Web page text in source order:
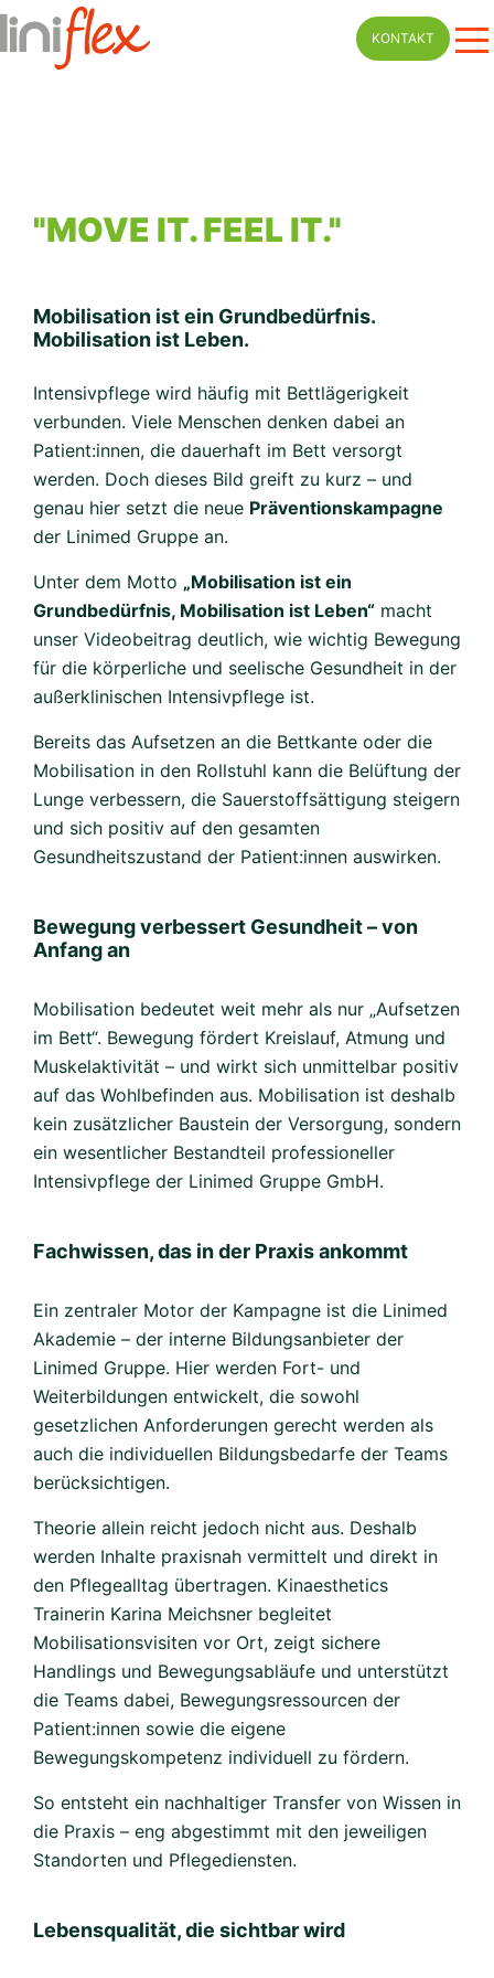
Skip
to
KONTAKT
"MOVE IT. FEEL IT."
Mobilisation ist ein Grundbedürfnis.
Mobilisation ist Leben.
Intensivpflege wird häufig mit Bettlägerigkeit
verbunden. Viele Menschen denken dabei an
Patient:innen, die dauerhaft im Bett versorgt
werden. Doch dieses Bild greift zu kurz – und
genau hier setzt die neue Präventionskampagne
der Linimed Gruppe an.
Unter dem Motto „Mobilisation ist ein
Grundbedürfnis, Mobilisation ist Leben“ macht
unser Videobeitrag deutlich, wie wichtig Bewegung
für die körperliche und seelische Gesundheit in der
außerklinischen Intensivpflege ist.
Bereits das Aufsetzen an die Bettkante oder die
Mobilisation in den Rollstuhl kann die Belüftung der
Lunge verbessern, die Sauerstoffsättigung steigern
und sich positiv auf den gesamten
Gesundheitszustand der Patient:innen auswirken.
Bewegung verbessert Gesundheit – von
Anfang an
Mobilisation bedeutet weit mehr als nur „Aufsetzen
im Bett“. Bewegung fördert Kreislauf, Atmung und
Muskelaktivität – und wirkt sich unmittelbar positiv
auf das Wohlbefinden aus. Mobilisation ist deshalb
kein zusätzlicher Baustein der Versorgung, sondern
ein wesentlicher Bestandteil professioneller
Intensivpflege der Linimed Gruppe GmbH.
Fachwissen, das in der Praxis ankommt
Ein zentraler Motor der Kampagne ist die Linimed
Akademie – der interne Bildungsanbieter der
Linimed Gruppe. Hier werden Fort- und
Weiterbildungen entwickelt, die sowohl
gesetzlichen Anforderungen gerecht werden als
auch die individuellen Bildungsbedarfe der Teams
berücksichtigen.
Theorie allein reicht jedoch nicht aus. Deshalb
werden Inhalte praxisnah vermittelt und direkt in
den Pflegealltag übertragen. Kinaesthetics
Trainerin Karina Meichsner begleitet
Mobilisationsvisiten vor Ort, zeigt sichere
Handlings und Bewegungsabläufe und unterstützt
die Teams dabei, Bewegungsressourcen der
Patient:innen sowie die eigene
Bewegungskompetenz individuell zu fördern.
So entsteht ein nachhaltiger Transfer von Wissen in
die Praxis – eng abgestimmt mit den jeweiligen
Standorten und Pflegediensten.
Lebensqualität, die sichtbar wird